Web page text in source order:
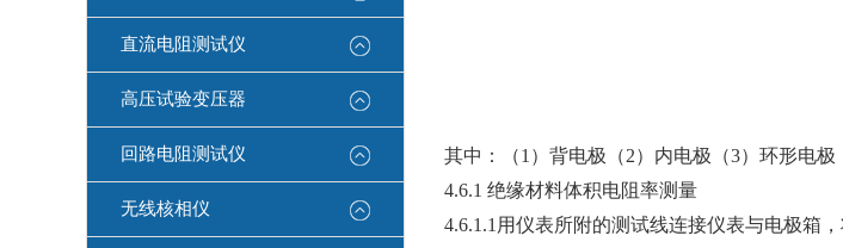
直流电阻测试仪
高压试验变压器
回路电阻测试仪
无线核相仪
其中：（1 ）背电极（2）内电极（3）环形电极
4.6.1 绝缘材料体积电阻率测量
4.6.1.1 用仪表所附的测试线连接仪表与电极箱